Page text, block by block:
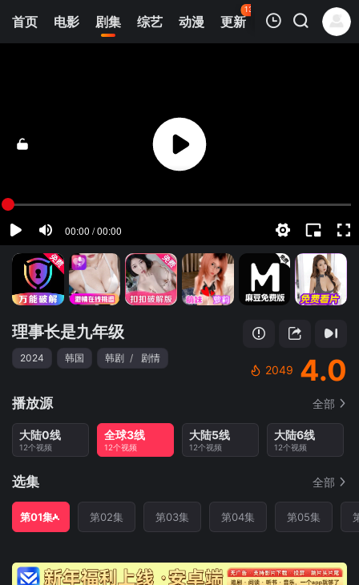
首页 电影 剧集 综艺 动漫 更新
136
热榜 APP
清空
理事长是九年级
2024 韩国 韩剧 / 剧情
2049 4.0
播放源 全部
大陆0线
12个视频
全球3线
12个视频
大陆5线
12个视频
大陆6线
12个视频
选集 全部
第01集 第02集 第03集 第04集 第05集